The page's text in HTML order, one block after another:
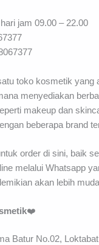
jam 09.00 – 22.00
toko kosmetik yang
menyediakan
makeup dan
beberapa brand
order di sini, baik
melalui Whatsapp
akan lebih
❤️
Batur No.02,